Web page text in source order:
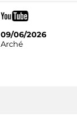
09/06/2026
Arché